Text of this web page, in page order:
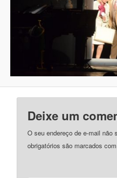
Deixe um
O seu endereço de e-mail não
obrigatórios são marcados